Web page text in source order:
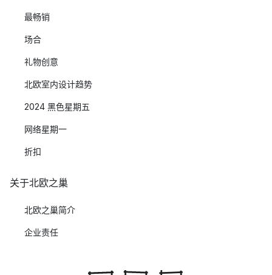
最畅销
场合
礼物创意
北欧室内设计趋势
2024 黑色星期五
网络星期一
折扣
关于北欧之巢
北欧之巢简介
企业责任